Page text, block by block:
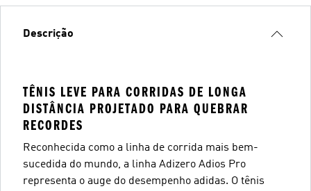
Descrição
TÊNIS LEVE PARA CORRIDAS DE LONGA
DISTÂNCIA PROJETADO PARA QUEBRAR
RECORDES
Reconhecida como a linha de corrida mais bem-
sucedida do mundo, a linha Adizero Adios Pro
representa o auge do desempenho adidas. O tênis